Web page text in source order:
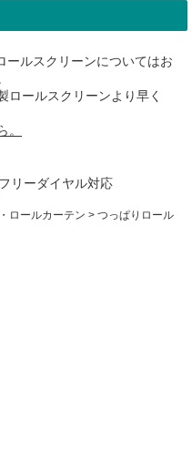
ールスクリーンについてはお
ロールスクリーンより早く
。
ロールカーテン > つっぱりロール